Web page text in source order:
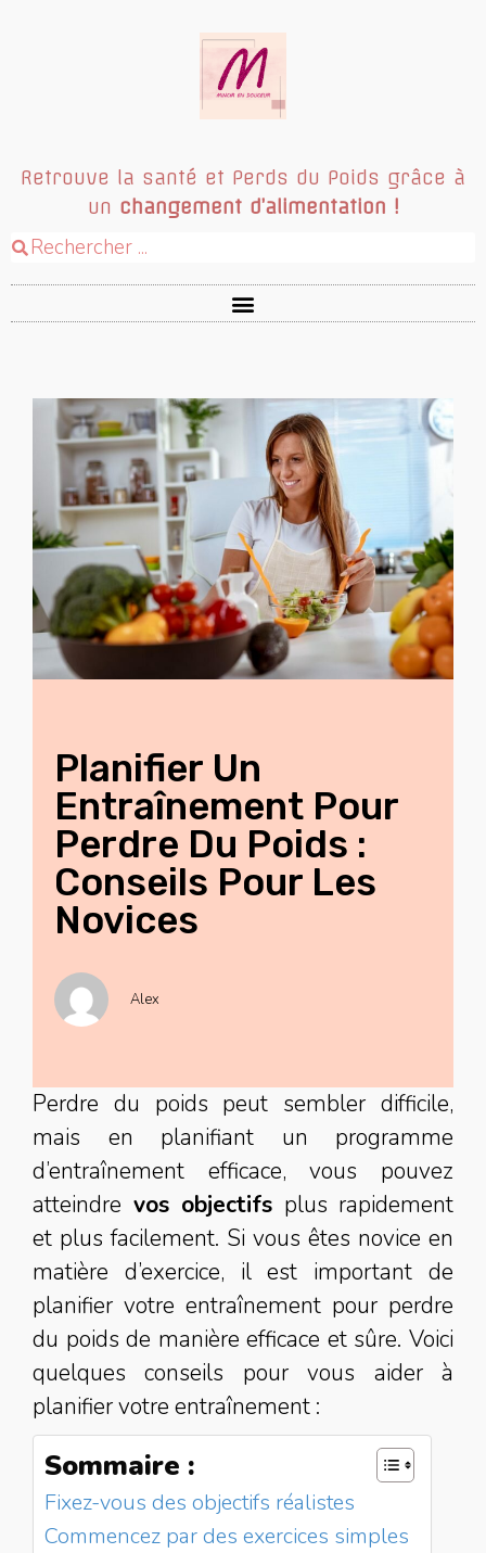
Retrouve la santé et Perds du Poids grâce à
un changement d’alimentation !
Planifier Un
Entraînement Pour
Perdre Du Poids :
Conseils Pour Les
Novices
Alex
Perdre du poids peut sembler difficile,
mais en planifiant un programme
d’entraînement efficace, vous pouvez
atteindre vos objectifs plus rapidement
et plus facilement. Si vous êtes novice en
matière d’exercice, il est important de
planifier votre entraînement pour perdre
du poids de manière efficace et sûre. Voici
quelques conseils pour vous aider à
planifier votre entraînement :
Sommaire :
Fixez-vous des objectifs réalistes
Commencez par des exercices simples